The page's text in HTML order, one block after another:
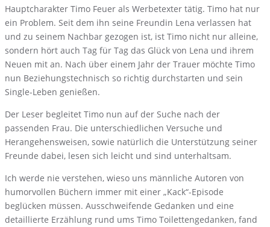
Hauptcharakter Timo Feuer als Werbetexter tätig. Timo hat nur
ein Problem. Seit dem ihn seine Freundin Lena verlassen hat
und zu seinem Nachbar gezogen ist, ist Timo nicht nur alleine,
sondern hört auch Tag für Tag das Glück von Lena und ihrem
Neuen mit an. Nach über einem Jahr der Trauer möchte Timo
nun Beziehungstechnisch so richtig durchstarten und sein
Single-Leben genießen.
Der Leser begleitet Timo nun auf der Suche nach der
passenden Frau. Die unterschiedlichen Versuche und
Herangehensweisen, sowie natürlich die Unterstützung seiner
Freunde dabei, lesen sich leicht und sind unterhaltsam.
Ich werde nie verstehen, wieso uns männliche Autoren von
humorvollen Büchern immer mit einer „Kack“-Episode
beglücken müssen. Ausschweifende Gedanken und eine
detaillierte Erzählung rund ums Timo Toilettengedanken, fand